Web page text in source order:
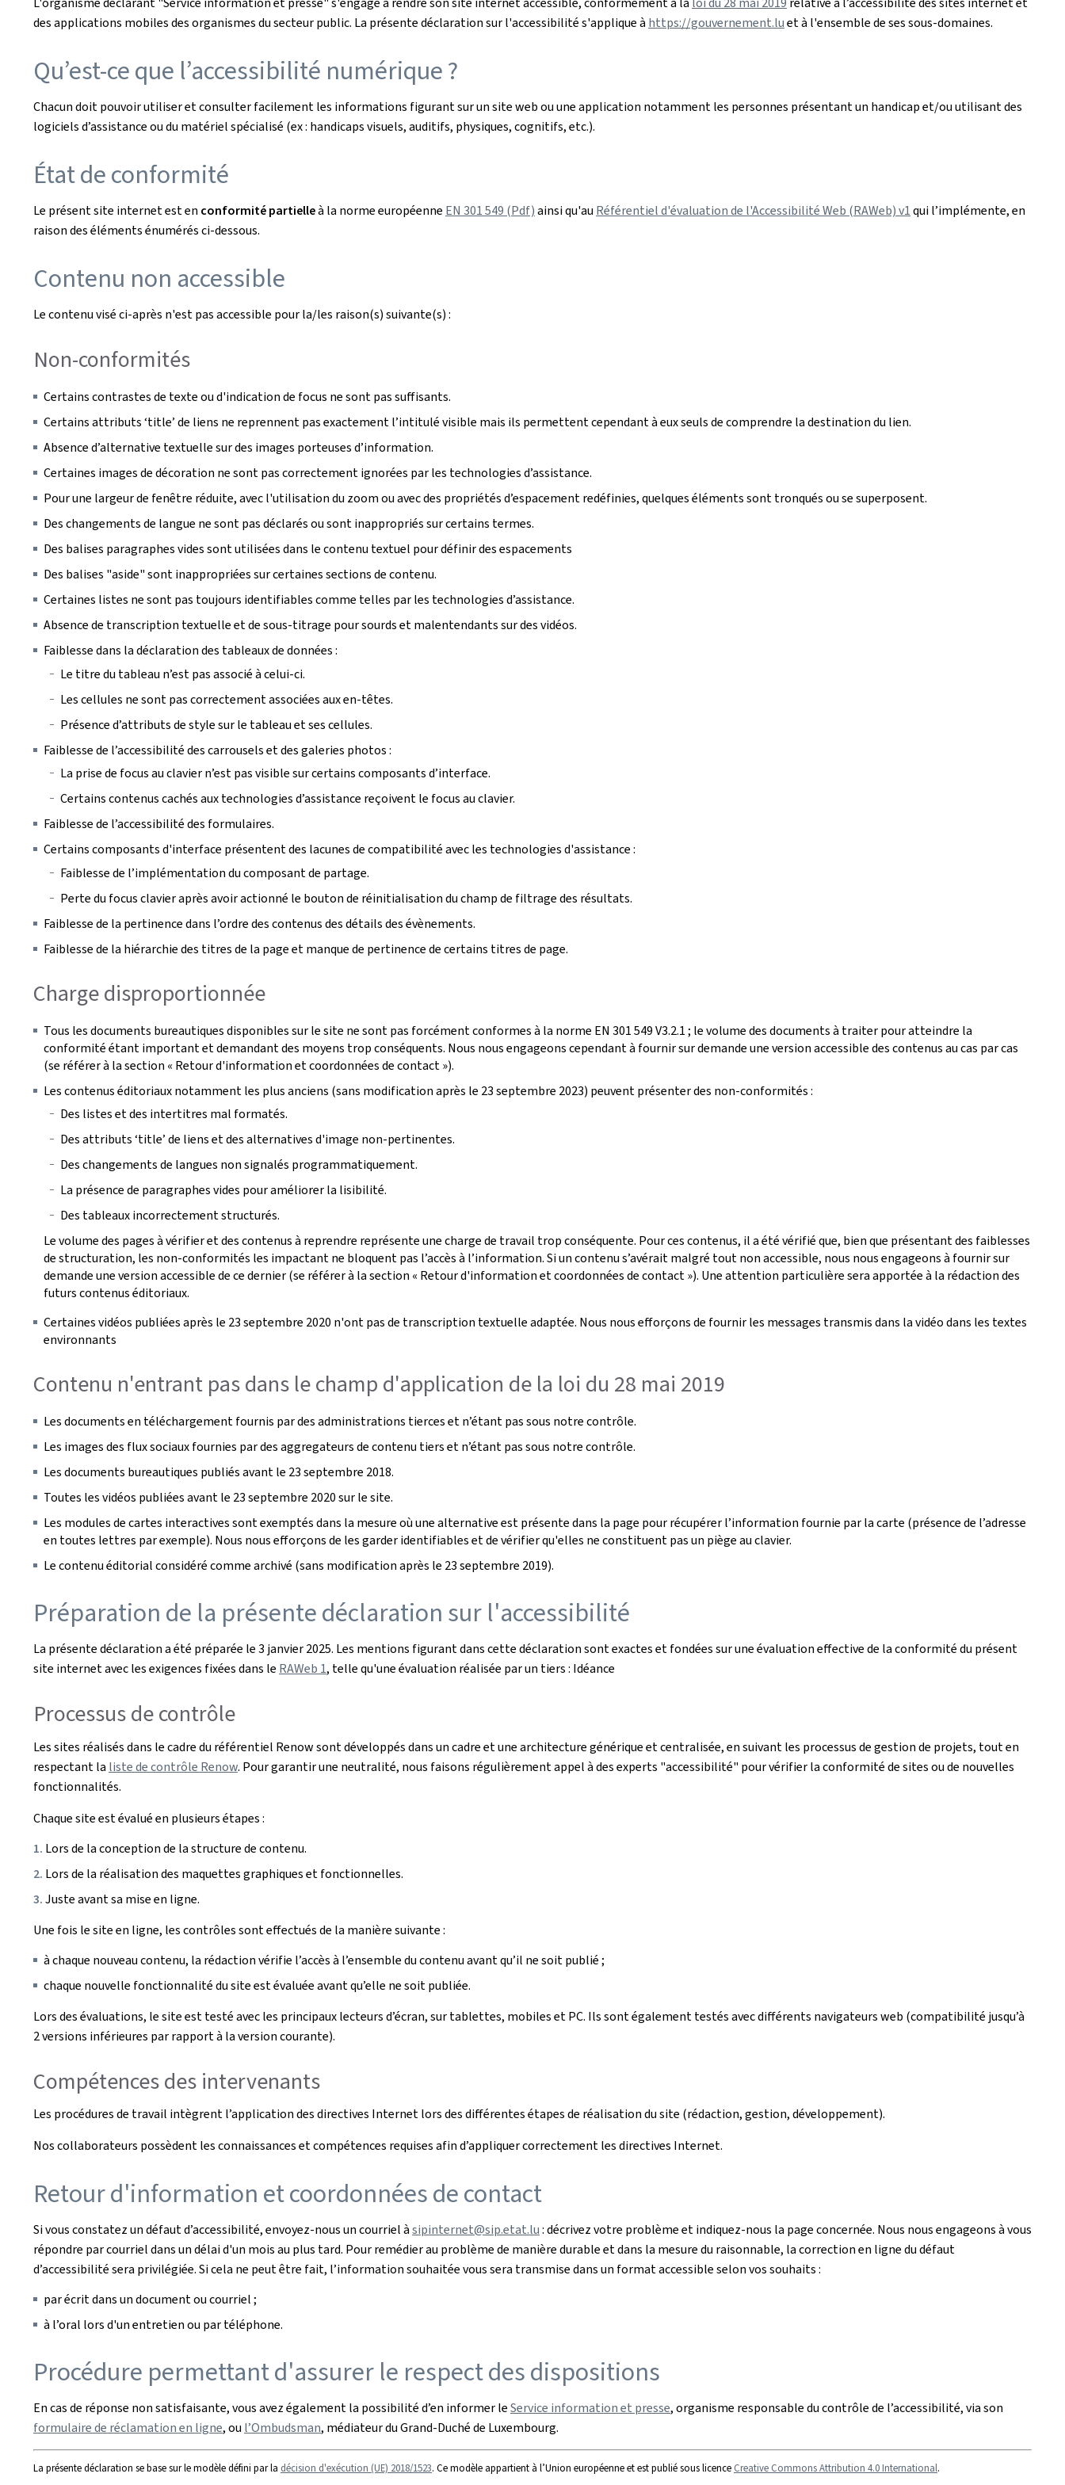
des applications mobiles des organismes du secteur public. La présente déclaration sur l'accessibilité s'applique à https://gouvernement.luet à l'ensemble de ses sous-domaines.
Qu’est-ce que l’accessibilité numérique ?
Chacun doit pouvoir utiliser et consulter facilement les informations figurant sur un site web ou une application notamment les personnes présentant un handicap et/ou utilisant des
logiciels d’assistance ou du matériel spécialisé (ex : handicaps visuels, auditifs, physiques, cognitifs, etc.).
État de conformité
Le présent site internet est en conformité partielleà la norme européenne EN 301 549 (Pdf)ainsi qu'au Référentiel d'évaluation de l'Accessibilité Web (RAWeb) v1qui l’implémente, en
raison des éléments énumérés ci-dessous.
Contenu non accessible
Le contenu visé ci-après n'est pas accessible pour la/les raison(s) suivante(s) :
Non-conformités
Certains contrastes de texte ou d'indication de focus ne sont pas suffisants.
Certains attributs ‘title’ de liens ne reprennent pas exactement l’intitulé visible mais ils permettent cependant à eux seuls de comprendre la destination du lien.
Absence d’alternative textuelle sur des images porteuses d’information.
Certaines images de décoration ne sont pas correctement ignorées par les technologies d’assistance.
Pour une largeur de fenêtre réduite, avec l'utilisation du zoom ou avec des propriétés d’espacement redéfinies, quelques éléments sont tronqués ou se superposent.
Des changements de langue ne sont pas déclarés ou sont inappropriés sur certains termes.
Des balises paragraphes vides sont utilisées dans le contenu textuel pour définir des espacements
Des balises "aside" sont inappropriées sur certaines sections de contenu.
Certaines listes ne sont pas toujours identifiables comme telles par les technologies d’assistance.
Absence de transcription textuelle et de sous-titrage pour sourds et malentendants sur des vidéos.
Faiblesse dans la déclaration des tableaux de données :
Le titre du tableau n’est pas associé à celui-ci.
Les cellules ne sont pas correctement associées aux en-têtes.
Présence d’attributs de style sur le tableau et ses cellules.
Faiblesse de l’accessibilité des carrousels et des galeries photos :
La prise de focus au clavier n’est pas visible sur certains composants d’interface.
Certains contenus cachés aux technologies d’assistance reçoivent le focus au clavier.
Faiblesse de l’accessibilité des formulaires.
Certains composants d'interface présentent des lacunes de compatibilité avec les technologies d'assistance :
Faiblesse de l’implémentation du composant de partage.
Perte du focus clavier après avoir actionné le bouton de réinitialisation du champ de filtrage des résultats.
Faiblesse de la pertinence dans l’ordre des contenus des détails des évènements.
Faiblesse de la hiérarchie des titres de la page et manque de pertinence de certains titres de page.
Charge disproportionnée
Tous les documents bureautiques disponibles sur le site ne sont pas forcément conformes à la norme EN 301 549 V3.2.1 ; le volume des documents à traiter pour atteindre la
conformité étant important et demandant des moyens trop conséquents. Nous nous engageons cependant à fournir sur demande une version accessible des contenus au cas par cas
(se référer à la section « Retour d'information et coordonnées de contact »).
Les contenus éditoriaux notamment les plus anciens (sans modification après le 23 septembre 2023) peuvent présenter des non-conformités :
Des listes et des intertitres mal formatés.
Des attributs ‘title’ de liens et des alternatives d'image non-pertinentes.
Des changements de langues non signalés programmatiquement.
La présence de paragraphes vides pour améliorer la lisibilité.
Des tableaux incorrectement structurés.
Le volume des pages à vérifier et des contenus à reprendre représente une charge de travail trop conséquente. Pour ces contenus, il a été vérifié que, bien que présentant des faiblesses
de structuration, les non-conformités les impactant ne bloquent pas l’accès à l’information. Si un contenu s’avérait malgré tout non accessible, nous nous engageons à fournir sur
demande une version accessible de ce dernier (se référer à la section « Retour d'information et coordonnées de contact »). Une attention particulière sera apportée à la rédaction des
futurs contenus éditoriaux.
Certaines vidéos publiées après le 23 septembre 2020 n'ont pas de transcription textuelle adaptée. Nous nous efforçons de fournir les messages transmis dans la vidéo dans les textes
environnants
Contenu n'entrant pas dans le champ d'application de la loi du 28 mai 2019
Les documents en téléchargement fournis par des administrations tierces et n’étant pas sous notre contrôle.
Les images des flux sociaux fournies par des aggregateurs de contenu tiers et n’étant pas sous notre contrôle.
Les documents bureautiques publiés avant le 23 septembre 2018.
Toutes les vidéos publiées avant le 23 septembre 2020 sur le site.
Les modules de cartes interactives sont exemptés dans la mesure où une alternative est présente dans la page pour récupérer l’information fournie par la carte (présence de l’adresse
en toutes lettres par exemple). Nous nous efforçons de les garder identifiables et de vérifier qu'elles ne constituent pas un piège au clavier.
Le contenu éditorial considéré comme archivé (sans modification après le 23 septembre 2019).
Préparation de la présente déclaration sur l'accessibilité
La présente déclaration a été préparée le3 janvier 2025. Les mentions figurant dans cette déclaration sont exactes et fondées sur une évaluation effective de la conformité du présent
site internet avec les exigences fixées dans le RAWeb 1, telle qu'une évaluation réalisée par un tiers : Idéance
Processus de contrôle
Les sites réalisés dans le cadre du référentiel Renow sont développés dans un cadre et une architecture générique et centralisée, en suivant les processus de gestion de projets, tout en
respectant la liste de contrôle Renow. Pour garantir une neutralité, nous faisons régulièrement appel à des experts "accessibilité" pour vérifier la conformité de sites ou de nouvelles
fonctionnalités.
Chaque site est évalué en plusieurs étapes :
Lors de la conception de la structure de contenu.
Lors de la réalisation des maquettes graphiques et fonctionnelles.
Juste avant sa mise en ligne.
Une fois le site en ligne, les contrôles sont effectués de la manière suivante :
à chaque nouveau contenu, la rédaction vérifie l’accès à l’ensemble du contenu avant qu’il ne soit publié ;
chaque nouvelle fonctionnalité du site est évaluée avant qu’elle ne soit publiée.
Lors des évaluations, le site est testé avec les principaux lecteurs d’écran, sur tablettes, mobiles et PC. Ils sont également testés avec différents navigateurs web (compatibilité jusqu’à
2 versions inférieures par rapport à la version courante).
Compétences des intervenants
Les procédures de travail intègrent l’application des directives Internet lors des différentes étapes de réalisation du site (rédaction, gestion, développement).
Nos collaborateurs possèdent les connaissances et compétences requises afin d’appliquer correctement les directives Internet.
Retour d'information et coordonnées de contact
Si vous constatez un défaut d’accessibilité, envoyez-nous un courriel àsipinternet@sip.etat.lu: décrivez votre problème et indiquez-nous la page concernée. Nous nous engageons à vous
répondre par courriel dans un délai d'un mois au plus tard. Pour remédier au problème de manière durable et dans la mesure du raisonnable, la correction en ligne du défaut
d’accessibilité sera privilégiée. Si cela ne peut être fait, l’information souhaitée vous sera transmise dans un format accessible selon vos souhaits :
par écrit dans un document ou courriel ;
à l’oral lors d'un entretien ou par téléphone.
Procédure permettant d'assurer le respect des dispositions
En cas de réponse non satisfaisante, vous avez également la possibilité d’en informer leService information et presse, organisme responsable du contrôle de l’accessibilité, via son
formulaire de réclamation en ligne, ou l’Ombudsman, médiateur du Grand-Duché de Luxembourg.
La présente déclaration se base sur le modèle défini par la décision d'exécution (UE) 2018/1523. Ce modèle appartient à l’Union européenne et est publié sous licence Creative Commons Attribution 4.0 International.